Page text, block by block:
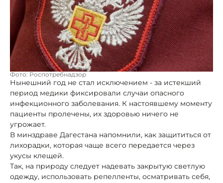
Фото: Роспотребнадзор
Нынешний год не стал исключением - за истекший
период медики фиксировали случаи опасного
инфекционного заболевания. К настоявшему моменту
пациенты пролечены, их здоровью ничего не
угрожает.
В минздраве Дагестана напомнили, как защититься от
лихорадки, которая чаще всего передается через
укусы клещей.
Так, на природу следует надевать закрытую светлую
одежду, использовать репелленты, осматривать себя,